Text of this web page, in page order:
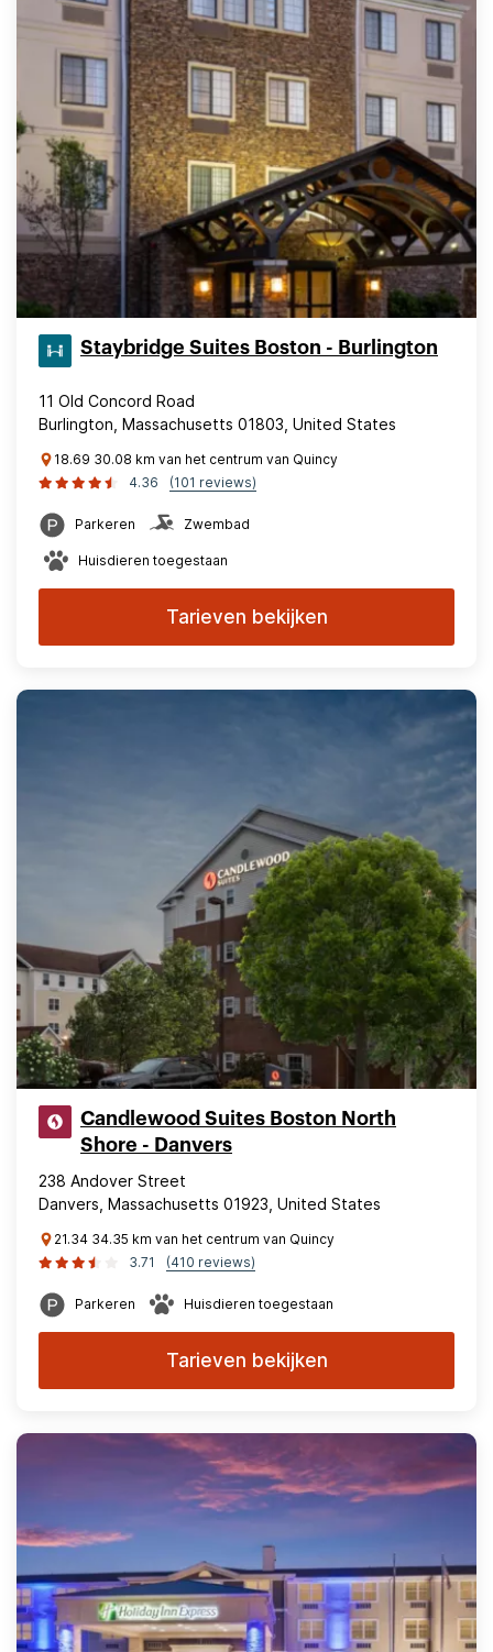
Staybridge Suites Boston - Burlington
11 Old Concord Road
Burlington, Massachusetts 01803, United States
18.69 30.08 km van het centrum van Quincy
4.36
(101 reviews)
Parkeren Zwembad
Huisdieren toegestaan
Tarieven bekijken
Candlewood Suites Boston North
Shore - Danvers
238 Andover Street
Danvers, Massachusetts 01923, United States
21.34 34.35 km van het centrum van Quincy
3.71
(410 reviews)
Parkeren Huisdieren toegestaan
Tarieven bekijken